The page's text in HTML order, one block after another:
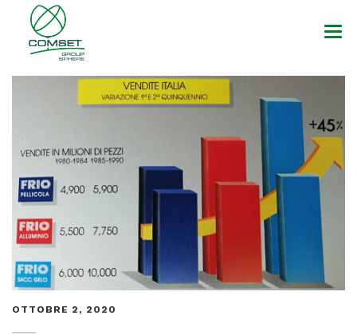
PRODOTTI
MARCHI
NEWS
CONTATTI
OTTOBRE 2, 2020